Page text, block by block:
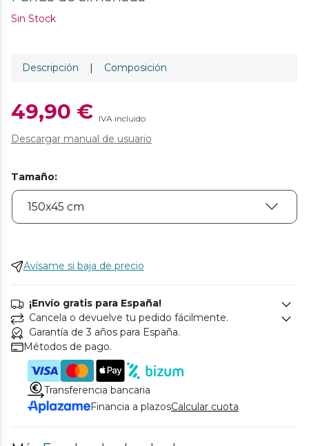
Sin Stock
Descripción | Composición
49,90 € IVA incluido
Descargar manual de usuario
Tamaño:
Avísame si baja de precio
¡Envío gratis para España!
Cancela o devuelve tu pedido fácilmente.
Garantía de 3 años para España.
Métodos de pago.
Transferencia bancaria
Financia a plazosCalcular cuota